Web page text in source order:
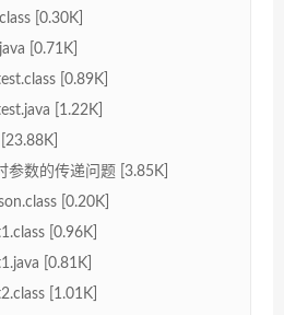
[0.30K]
[0.71K]
[0.89K]
[1.22K]
参数的传递问题 [3.85K]
[0.20K]
[0.96K]
[0.81K]
[1.01K]